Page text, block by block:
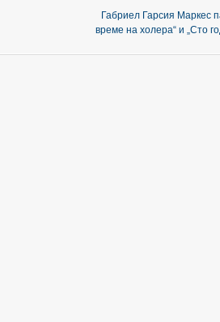
Габриел Гарсия Маркес
време на холера“ и „Сто